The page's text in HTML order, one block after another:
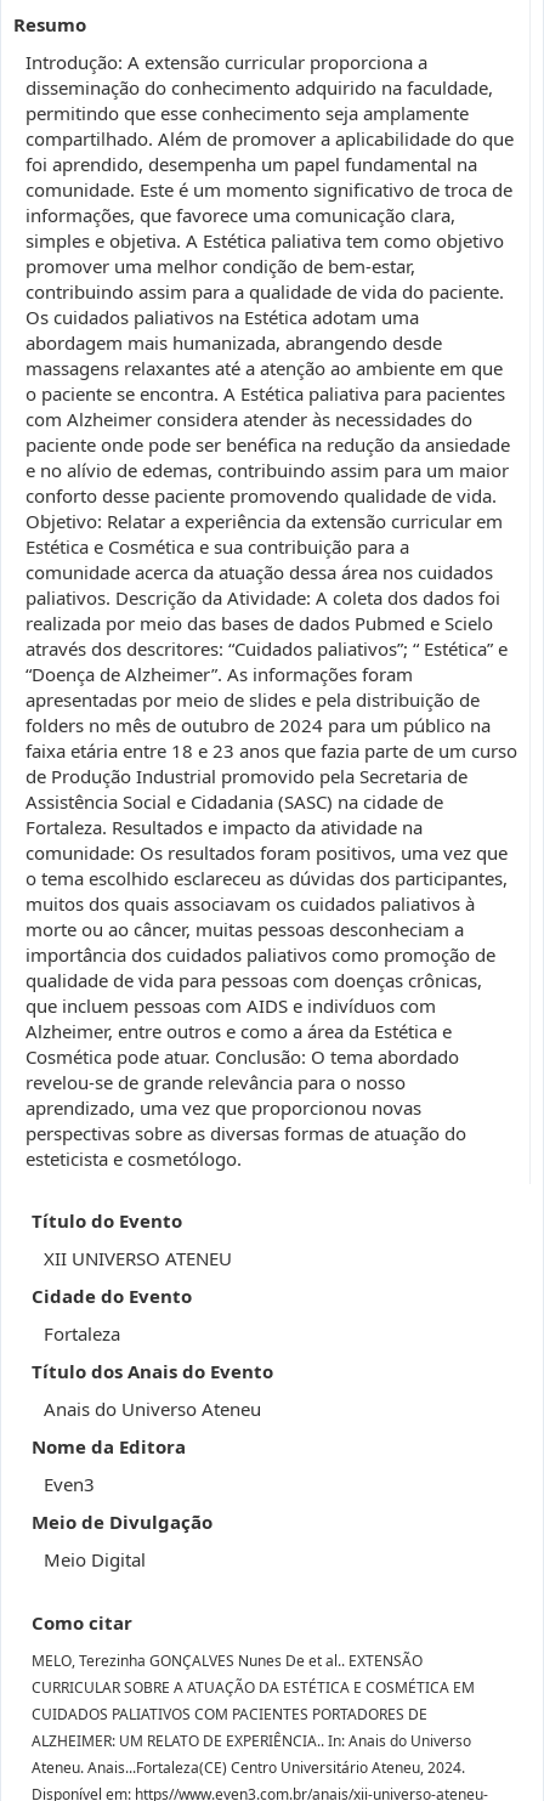
Resumo
Introdução: A extensão curricular proporciona a
disseminação do conhecimento adquirido na faculdade,
permitindo que esse conhecimento seja amplamente
compartilhado. Além de promover a aplicabilidade do que
foi aprendido, desempenha um papel fundamental na
comunidade. Este é um momento significativo de troca de
informações, que favorece uma comunicação clara,
simples e objetiva. A Estética paliativa tem como objetivo
promover uma melhor condição de bem-estar,
contribuindo assim para a qualidade de vida do paciente.
Os cuidados paliativos na Estética adotam uma
abordagem mais humanizada, abrangendo desde
massagens relaxantes até a atenção ao ambiente em que
o paciente se encontra. A Estética paliativa para pacientes
com Alzheimer considera atender às necessidades do
paciente onde pode ser benéfica na redução da ansiedade
e no alívio de edemas, contribuindo assim para um maior
conforto desse paciente promovendo qualidade de vida.
Objetivo: Relatar a experiência da extensão curricular em
Estética e Cosmética e sua contribuição para a
comunidade acerca da atuação dessa área nos cuidados
paliativos. Descrição da Atividade: A coleta dos dados foi
realizada por meio das bases de dados Pubmed e Scielo
através dos descritores: “Cuidados paliativos”; “ Estética” e
“Doença de Alzheimer”. As informações foram
apresentadas por meio de slides e pela distribuição de
folders no mês de outubro de 2024 para um público na
faixa etária entre 18 e 23 anos que fazia parte de um curso
de Produção Industrial promovido pela Secretaria de
Assistência Social e Cidadania (SASC) na cidade de
Fortaleza. Resultados e impacto da atividade na
comunidade: Os resultados foram positivos, uma vez que
o tema escolhido esclareceu as dúvidas dos participantes,
muitos dos quais associavam os cuidados paliativos à
morte ou ao câncer, muitas pessoas desconheciam a
importância dos cuidados paliativos como promoção de
qualidade de vida para pessoas com doenças crônicas,
que incluem pessoas com AIDS e indivíduos com
Alzheimer, entre outros e como a área da Estética e
Cosmética pode atuar. Conclusão: O tema abordado
revelou-se de grande relevância para o nosso
aprendizado, uma vez que proporcionou novas
perspectivas sobre as diversas formas de atuação do
esteticista e cosmetólogo.
Título do Evento
XII UNIVERSO ATENEU
Cidade do Evento
Fortaleza
Título dos Anais do Evento
Anais do Universo Ateneu
Nome da Editora
Even3
Meio de Divulgação
Meio Digital
Como citar
MELO, Terezinha GONÇALVES Nunes De et al.. EXTENSÃO
CURRICULAR SOBRE A ATUAÇÃO DA ESTÉTICA E COSMÉTICA EM
CUIDADOS PALIATIVOS COM PACIENTES PORTADORES DE
ALZHEIMER: UM RELATO DE EXPERIÊNCIA.. In: Anais do Universo
Ateneu. Anais...Fortaleza(CE) Centro Universitário Ateneu, 2024.
Disponível em: https//www.even3.com.br/anais/xii-universo-ateneu-